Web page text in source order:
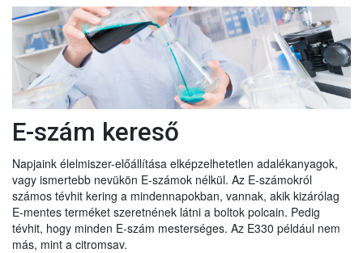
E-szám kereső
Napjaink élelmiszer-előállítása elképzelhetetlen adalékanyagok,
vagy ismertebb nevükön E-számok nélkül. Az E-számokról
számos tévhit kering a mindennapokban, vannak, akik kizárólag
E-mentes terméket szeretnének látni a boltok polcain. Pedig
tévhit, hogy minden E-szám mesterséges. Az E330 például nem
más, mint a citromsav.